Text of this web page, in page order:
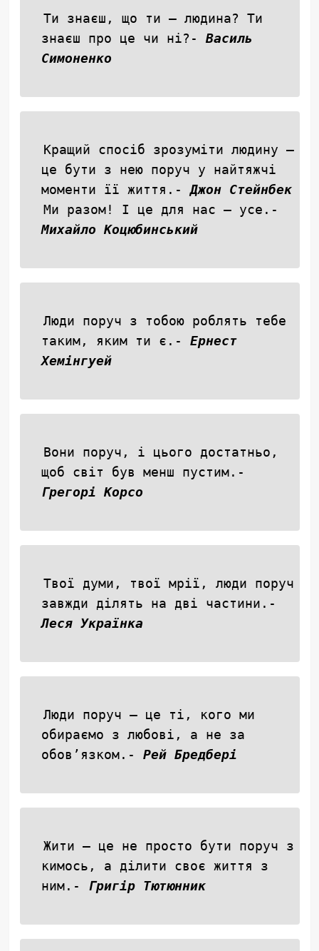
Ти знаєш, що ти — людина? Ти
знаєш про це чи ні?- Василь
Симоненко
Кращий спосіб зрозуміти людину —
це бути з нею поруч у найтяжчі
моменти її життя.-Джон Стейнбек
Ми разом! І це для нас — усе.-
Михайло Коцюбинський
Люди поруч з тобою роблять тебе
таким, яким ти є.- Ернест
Хемінгуей
Вони поруч, і цього достатньо,
щоб світ був менш пустим.-
Грегорі Корсо
Твої думи, твої мрії, люди поруч
завжди ділять на дві частини.-
Леся Українка
Люди поруч — це ті, кого ми
обираємо з любові, а не за
обов’язком.- Рей Бредбері
Жити – це не просто бути поруч з
кимось, а ділити своє життя з
ним.- Григір Тютюнник